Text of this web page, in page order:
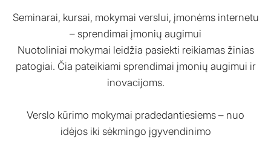
Seminarai, kursai, mokymai verslui, įmonėms internetu
– sprendimai įmonių augimui
Nuotoliniai mokymai leidžia pasiekti reikiamas žinias
patogiai. Čia pateikiami sprendimai įmonių augimui ir
inovacijoms.
Verslo kūrimo mokymai pradedantiesiems – nuo
idėjos iki sėkmingo įgyvendinimo